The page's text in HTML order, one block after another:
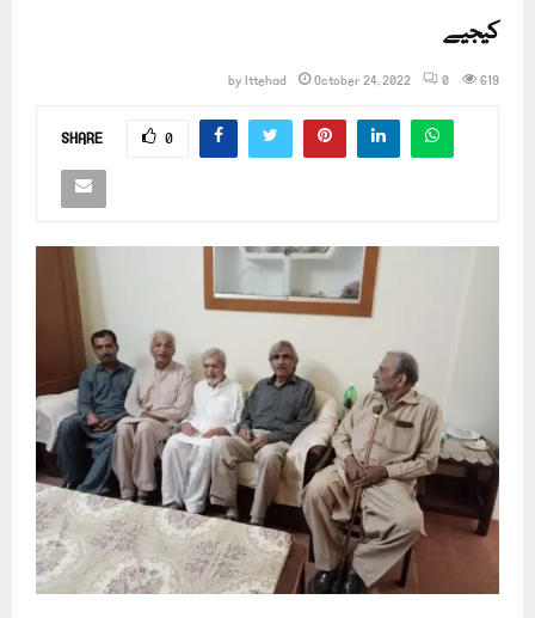
کیجیے
byIttehad October 24, 2022 0 619
SHARE 0